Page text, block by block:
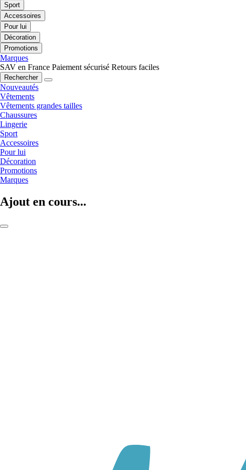
Sport
Accessoires
Pour lui
Décoration
Promotions
Marques
SAV en France Paiement sécurisé Retours faciles
Rechercher
Nouveautés
Vêtements
Vêtements grandes tailles
Chaussures
Lingerie
Sport
Accessoires
Pour lui
Décoration
Promotions
Marques
Ajout en cours...